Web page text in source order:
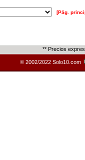
[Pág.
** Precios
© 2002/2022 Solo10.com